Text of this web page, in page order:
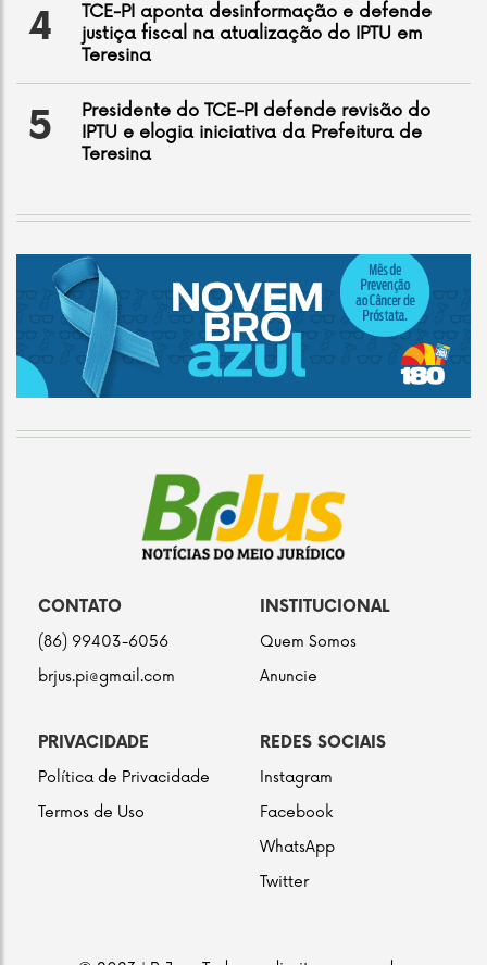
4
TCE-PI aponta desinformação e defende
justiça fiscal na atualização do IPTU em
Teresina
5
Presidente do TCE-PI defende revisão do
IPTU e elogia iniciativa da Prefeitura de
Teresina
CONTATO
(86) 99403-6056
brjus.pi@gmail.com
INSTITUCIONAL
Quem Somos
Anuncie
PRIVACIDADE
Política de Privacidade
Termos de Uso
REDES SOCIAIS
Instagram
Facebook
WhatsApp
Twitter